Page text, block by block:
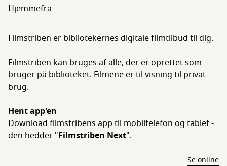
Hjemmefra
Filmstriben er bibliotekernes digitale filmtilbud til dig.
Filmstriben kan bruges af alle, der er oprettet som
bruger på biblioteket. Filmene er til visning til privat
brug.
Hent app'en
Download filmstribens app til mobiltelefon og tablet -
den hedder "Filmstriben Next".
Se online